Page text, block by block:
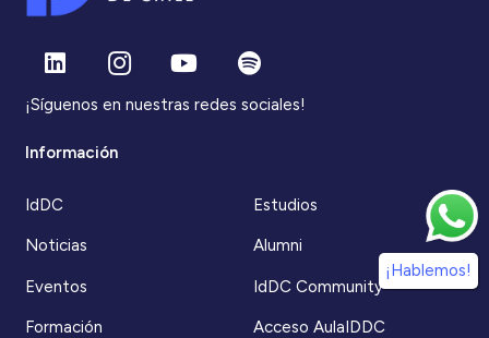
¡Síguenos en nuestras redes sociales!
Información
IdDC
Noticias
Eventos
Formación
Estudios
Alumni
IdDC Community
Acceso AulaIDDC
¡Hablemos!